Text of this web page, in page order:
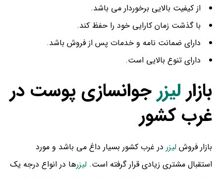
از کیفیت بالایی برخوردار می باشد.
با گذشت زمان کارایی خود را حفظ کند.
دارای ضمانت نامه و خدمات پس از فروش باشد.
دارای تنوع بالایی است.
بازار لیزرجوانسازی پوست در
غرب کشور
بازار فروش لیزر در غرب کشور بسیار داغ می باشد و مورد
استقبال مشتری زیادی قرار گرفته است. لیزرها در انواع درجه یک